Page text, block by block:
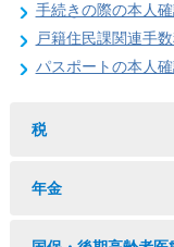
手続きの際の本人
戸籍住民課関連手
パスポートの本人
税
年金